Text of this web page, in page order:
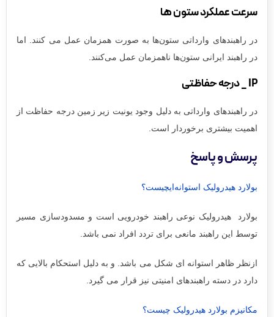
سرعت عملکرد ستون ها
در راهبندهای وارداتی ستون‌ها به صورت همزمان عمل می کنند. اما
در راهبند ایرانی ستون‌ها ناهمزمان عمل می‌کنند.
IP _ درجه حفاظتی
در راهبندهای وارداتی به دلیل وجود یونیت زیر زمین درجه حفاظت از
اهمیت بیشتری برخوردار است.
پرسش و پاسخ
بولارد هیدرولیک استوانه‌ایچیست؟
بولارد هیدرولیک نوعی راهبند خودرویی است و مسدودسازی مسیر
توسط این راهبند مانعی برای تردد افراد نمی باشد.
ازنظر ظاهر استوانه ای شکل می باشد. و به دلیل استحکام بالایی که
دارد در دسته راهبندهای امنیتی نیز قرار می گیرد.
مکانیزم بولارد هیدرولیک چیست؟